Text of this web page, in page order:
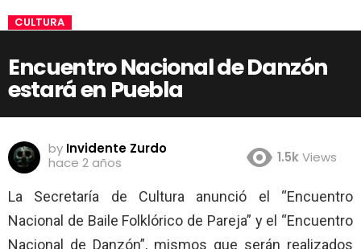
CULTURA
Encuentro Nacional de Danzón
estará en Puebla
by Invidente Zurdo
hace 2 años
1.5kViews
La Secretaría de Cultura anunció el “Encuentro
Nacional de Baile Folklórico de Pareja” y el “Encuentro
Nacional de Danzón”, mismos que serán realizados